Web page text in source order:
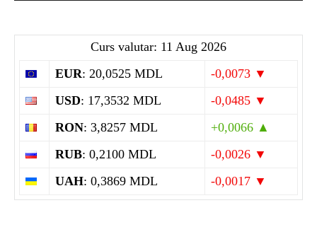
Curs valutar: 11 Aug 2026
EUR: 20,0525 MDL
-0,0073 ▼
USD: 17,3532 MDL
-0,0485 ▼
RON: 3,8257 MDL
+0,0066 ▲
RUB: 0,2100 MDL
-0,0026 ▼
UAH: 0,3869 MDL -0,0017 ▼